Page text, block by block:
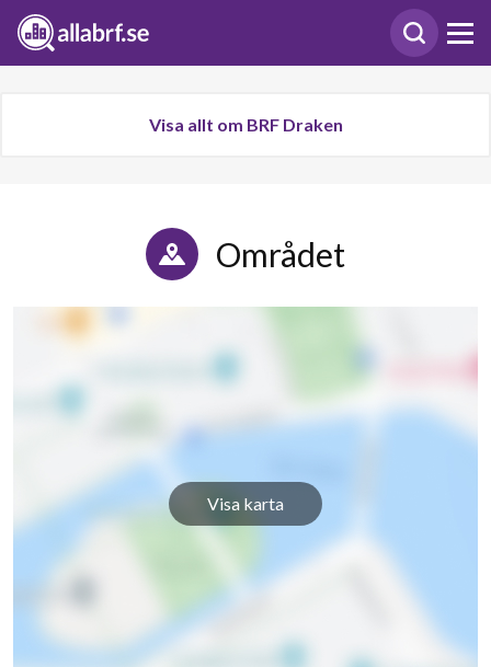
Visa allt om BRF Draken
Området
Visa karta